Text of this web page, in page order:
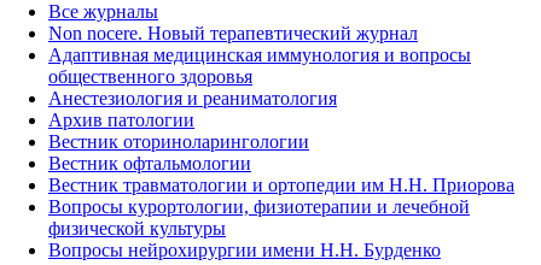
Все журналы
Non nocere. Новый терапевтический журнал
Адаптивная медицинская иммунология и вопросы
общественного здоровья
Анестезиология и реаниматология
Архив патологии
Вестник оториноларингологии
Вестник офтальмологии
Вестник травматологии и ортопедии им Н.Н. Приорова
Вопросы курортологии, физиотерапии и лечебной
физической культуры
Вопросы нейрохирургии имени Н.Н. Бурденко